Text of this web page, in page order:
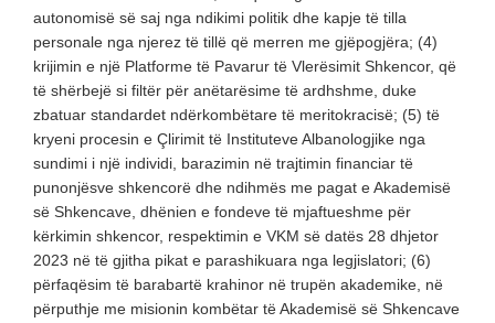
autonomisë së saj nga ndikimi politik dhe kapje të tilla
personale nga njerez të tillë që merren me gjëpogjëra; (4)
krijimin e një Platforme të Pavarur të Vlerësimit Shkencor, që
të shërbejë si filtër për anëtarësime të ardhshme, duke
zbatuar standardet ndërkombëtare të meritokracisë; (5) të
kryeni procesin e Çlirimit të Instituteve Albanologjike nga
sundimi i një individi, barazimin në trajtimin financiar të
punonjësve shkencorë dhe ndihmës me pagat e Akademisë
së Shkencave, dhënien e fondeve të mjaftueshme për
kërkimin shkencor, respektimin e VKM së datës 28 dhjetor
2023 në të gjitha pikat e parashikuara nga legjislatori; (6)
përfaqësim të barabartë krahinor në trupën akademike, në
përputhje me misionin kombëtar të Akademisë së Shkencave